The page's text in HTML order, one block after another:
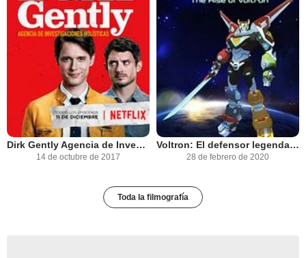
Dirk Gently Agencia de Investigaciones Holísticas
14 de octubre de 2017
Voltron: El defensor legendario
28 de febrero de 2020
Toda la filmografía